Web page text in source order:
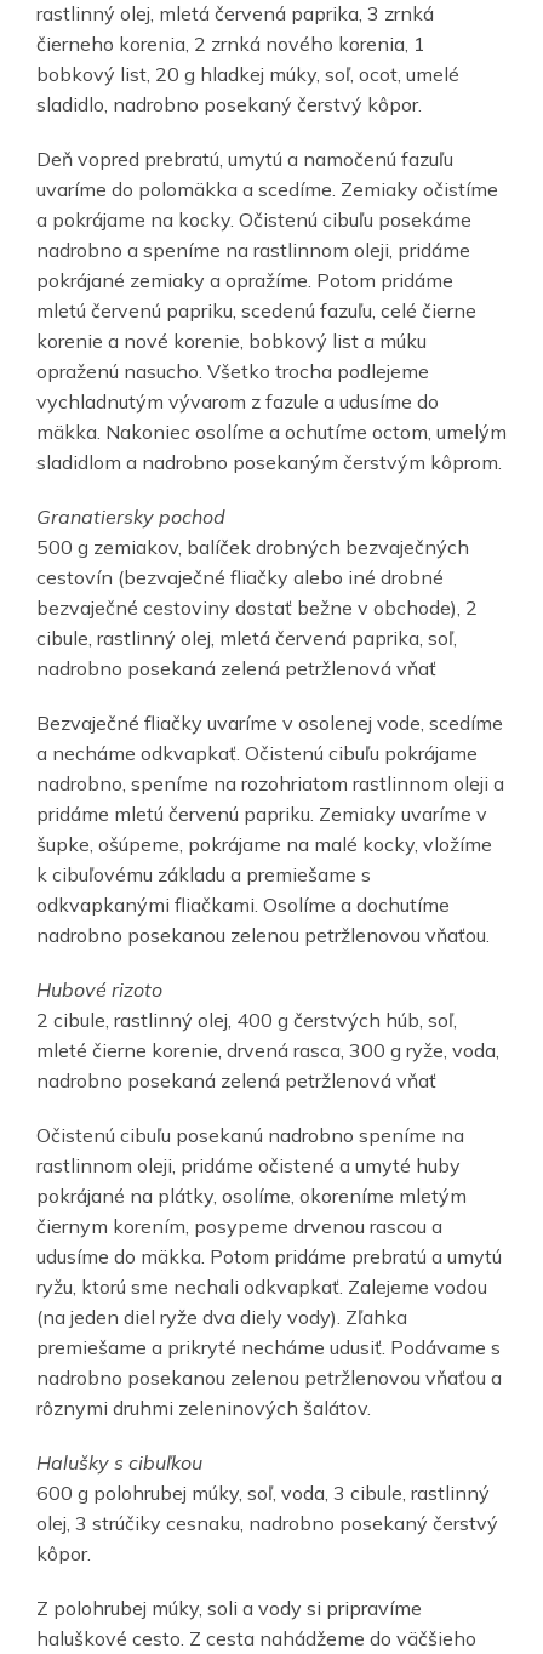
rastlinný olej, mletá červená paprika, 3 zrnká
čierneho korenia, 2 zrnká nového korenia, 1
bobkový list, 20 g hladkej múky, soľ, ocot, umelé
sladidlo, nadrobno posekaný čerstvý kôpor.
Deň vopred prebratú, umytú a namočenú fazuľu
uvaríme do polomäkka a scedíme. Zemiaky očistíme
a pokrájame na kocky. Očistenú cibuľu posekáme
nadrobno a speníme na rastlinnom oleji, pridáme
pokrájané zemiaky a opražíme. Potom pridáme
mletú červenú papriku, scedenú fazuľu, celé čierne
korenie a nové korenie, bobkový list a múku
opraženú nasucho. Všetko trocha podlejeme
vychladnutým vývarom z fazule a udusíme do
mäkka. Nakoniec osolíme a ochutíme octom, umelým
sladidlom a nadrobno posekaným čerstvým kôprom.
Granatiersky pochod
500 g zemiakov, balíček drobných bezvaječných
cestovín (bezvaječné fliačky alebo iné drobné
bezvaječné cestoviny dostať bežne v obchode), 2
cibule, rastlinný olej, mletá červená paprika, soľ,
nadrobno posekaná zelená petržlenová vňať
Bezvaječné fliačky uvaríme v osolenej vode, scedíme
a necháme odkvapkať. Očistenú cibuľu pokrájame
nadrobno, speníme na rozohriatom rastlinnom oleji a
pridáme mletú červenú papriku. Zemiaky uvaríme v
šupke, ošúpeme, pokrájame na malé kocky, vložíme
k cibuľovému základu a premiešame s
odkvapkanými fliačkami. Osolíme a dochutíme
nadrobno posekanou zelenou petržlenovou vňaťou.
Hubové rizoto
2 cibule, rastlinný olej, 400 g čerstvých húb, soľ,
mleté čierne korenie, drvená rasca, 300 g ryže, voda,
nadrobno posekaná zelená petržlenová vňať
Očistenú cibuľu posekanú nadrobno speníme na
rastlinnom oleji, pridáme očistené a umyté huby
pokrájané na plátky, osolíme, okoreníme mletým
čiernym korením, posypeme drvenou rascou a
udusíme do mäkka. Potom pridáme prebratú a umytú
ryžu, ktorú sme nechali odkvapkať. Zalejeme vodou
(na jeden diel ryže dva diely vody). Zľahka
premiešame a prikryté necháme udusiť. Podávame s
nadrobno posekanou zelenou petržlenovou vňaťou a
rôznymi druhmi zeleninových šalátov.
Halušky s cibuľkou
600 g polohrubej múky, soľ, voda, 3 cibule, rastlinný
olej, 3 strúčiky cesnaku, nadrobno posekaný čerstvý
kôpor.
Z polohrubej múky, soli a vody si pripravíme
haluškové cesto. Z cesta nahádžeme do väčšieho